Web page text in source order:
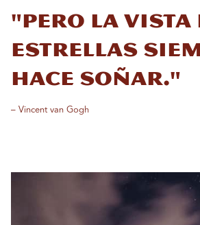
"Pero la vista
estrellas
hace soñar."
– Vincent van Gogh